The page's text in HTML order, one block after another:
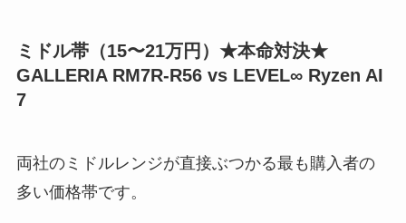
ミドル帯（15〜21万円）★本命対決★
GALLERIA RM7R-R56 vs LEVEL∞ Ryzen AI
7
両社のミドルレンジが直接ぶつかる最も購入者の
多い価格帯です。